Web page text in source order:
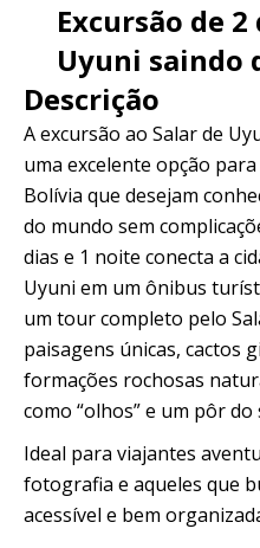
Lima
Puno
Excursão de
Uyuni saindo
Descrição
A excursão ao Salar de
uma excelente opção
Bolívia que desejam
do mundo sem
dias e 1 noite conecta a
Uyuni em um ônibus
um tour completo pelo
paisagens únicas, cactos
formações rochosas
como “olhos” e um pôr do
Ideal para viajantes
fotografia e aqueles que
acessível e bem